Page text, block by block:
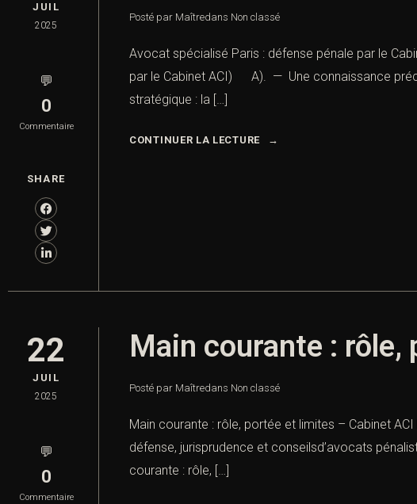
JUIL
2025
💬
0
Commentaire
SHARE
Posté par Maîtredans Non classé
Avocat spécialisé Paris : défense pénale par le
par le Cabinet ACI) A). — Une connaissance
stratégique : la […]
CONTINUER LA LECTURE
22
JUIL
2025
💬
0
Commentaire
Main courante :
Posté par Maîtredans Non classé
Main courante : rôle, portée et limites – Cabinet
défense, jurisprudence et conseilsd’avocats
courante : rôle, […]